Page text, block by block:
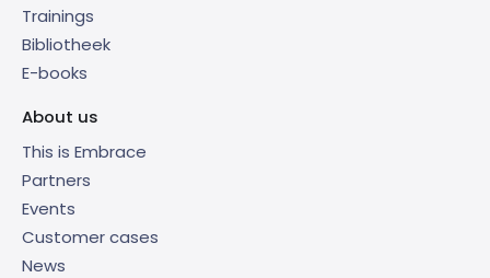
Trainings
Bibliotheek
E-books
About us
This is Embrace
Partners
Events
Customer cases
News